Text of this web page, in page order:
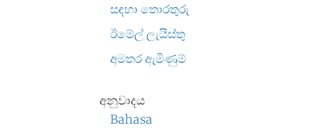
සඳහා තොරතුරු
ඊමේල් ලැයිස්තු
අමතර ඇමිණුම්
අනුවාදය
Bahasa